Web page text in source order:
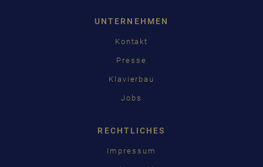
UNTERNEHMEN
Kontakt
Presse
Klavierbau
Jobs
RECHTLICHES
Impressum